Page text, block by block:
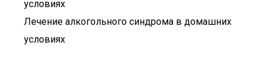
Лечение алкогольного синдрома в домашних
условиях